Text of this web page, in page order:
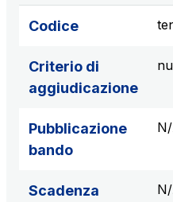
Codice
Criterio di
aggiudicazione
Pubblicazione
bando
Scadenza